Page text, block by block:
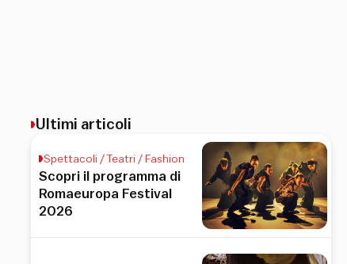
Ultimi articoli
Spettacoli / Teatri / Fashion
Scopri il programma di
Romaeuropa Festival
2026